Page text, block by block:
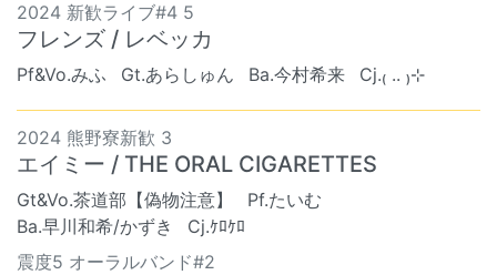
2024 新歓ライブ#4 5
フレンズ / レベッカ
Pf&Vo.みふ Gt.あらしゅん Ba.今村希来 Cj.₍ .. ₎⊹
2024 熊野寮新歓 3
エイミー / THE ORAL CIGARETTES
Gt&Vo.茶道部【偽物注意】
Pf.たいむ
Ba.早川和希/かずき
Cj.ｹﾛｹﾛ
震度5 オーラルバンド#2